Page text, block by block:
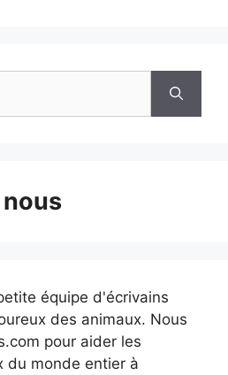
équipe d'écrivains
des animaux. Nous
pour aider les
du monde entier à